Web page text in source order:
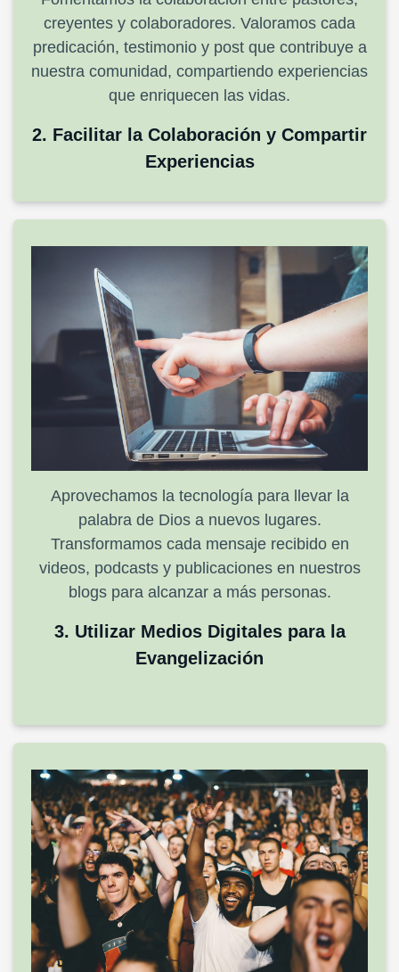
creyentes y colaboradores. Valoramos cada
predicación, testimonio y post que contribuye a
nuestra comunidad, compartiendo experiencias
que enriquecen las vidas.
2. Facilitar la Colaboración y Compartir
Experiencias
Aprovechamos la tecnología para llevar la
palabra de Dios a nuevos lugares.
Transformamos cada mensaje recibido en
videos, podcasts y publicaciones en nuestros
blogs para alcanzar a más personas.
3. Utilizar Medios Digitales para la
Evangelización